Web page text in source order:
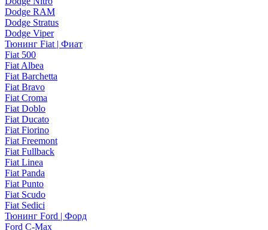
Dodge RAM
Dodge Stratus
Dodge Viper
Тюнинг Fiat | Фиат
Fiat 500
Fiat Albea
Fiat Barchetta
Fiat Bravo
Fiat Croma
Fiat Doblo
Fiat Ducato
Fiat Fiorino
Fiat Freemont
Fiat Fullback
Fiat Linea
Fiat Panda
Fiat Punto
Fiat Scudo
Fiat Sedici
Тюнинг Ford | Форд
Ford C-Max